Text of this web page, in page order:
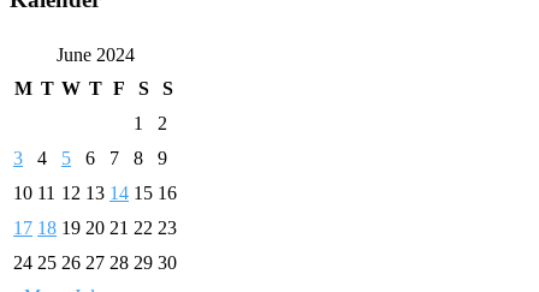
June 2024
M T W T F S
S
1
2
3
4 5 6 7 8
9
10 11 12 13 14 15 16
17 18 19 20 21 22 23
24 25 26 27 28 29 30